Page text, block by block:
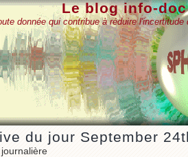
Le blog info-
donnée qui contribue à réduire
du jour September